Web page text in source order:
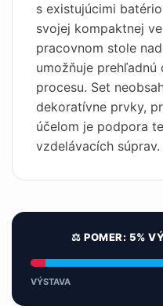
s existujúcimi
svojej kompaktnej
pracovnom stole
umožňuje prehľadnú
procesu. Set
dekoratívne prvky,
účelom je podpora
vzdelávacích súprav.
⚖️ POMER: 5%
VÝSTAVA